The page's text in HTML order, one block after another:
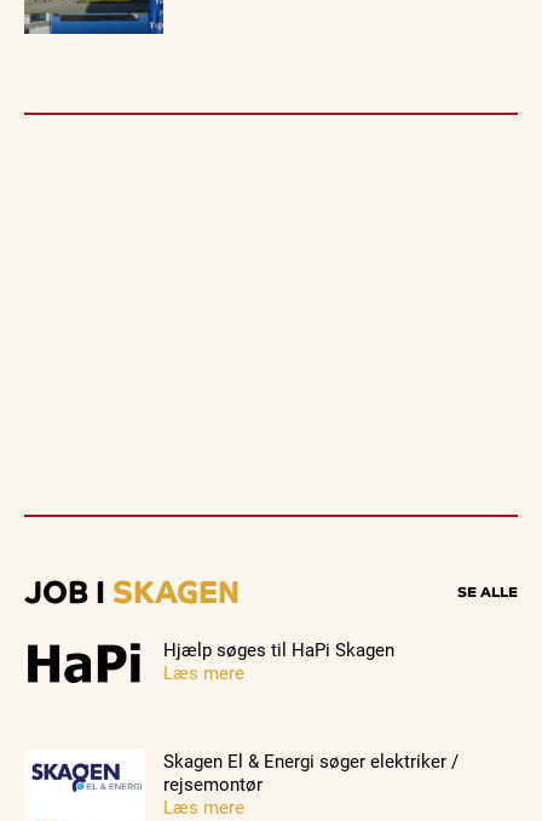
JOB I SKAGEN SE ALLE
Hjælp søges til HaPi Skagen
Læs mere
Skagen El & Energi søger elektriker /
rejsemontør
Læs mere